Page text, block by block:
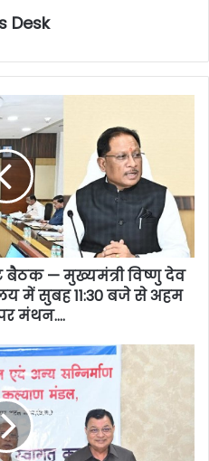
Desk
बैठक — मुख्यमंत्री विष्णु देव
में सुबह 11:30 बजे से अहम
मंथन….